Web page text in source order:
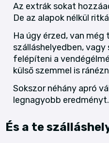
Az extrák sokat
De az alapok nélkül
Ha úgy érzed, van még
szálláshelyedben,
felépíteni a
külső szemmel is
Sokszor néhány apró
legnagyobb eredményt.
És a te